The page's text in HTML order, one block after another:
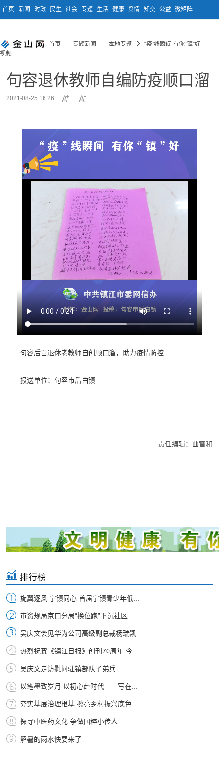
首页 新闻 时政 民生 社会 专题 生活 健康 舆情 知交 公益 微矩阵
首页 专题新闻 本地专题
“疫”线瞬间 有你“镇”好
视频
句容退休教师自编防疫顺口溜
2021-08-25 16:26
句容后白退休老教师自创顺口溜，助力疫情防控
报送单位：句容市后白镇
责任编辑：曲雪和
排行榜
旋翼逐风 宁镇同心 首届宁镇青少年低...
市资规局京口分局“换位跑”下沉社区
吴庆文会见华为公司高级副总裁杨瑞凯
热烈祝贺《镇江日报》创刊70周年 今...
吴庆文走访慰问驻镇部队子弟兵
以笔墨致岁月 以初心赴时代——写在...
夯实基层治理根基 擦亮乡村振兴底色
探寻中医药文化 争做国粹小传人
解暑的雨水快要来了